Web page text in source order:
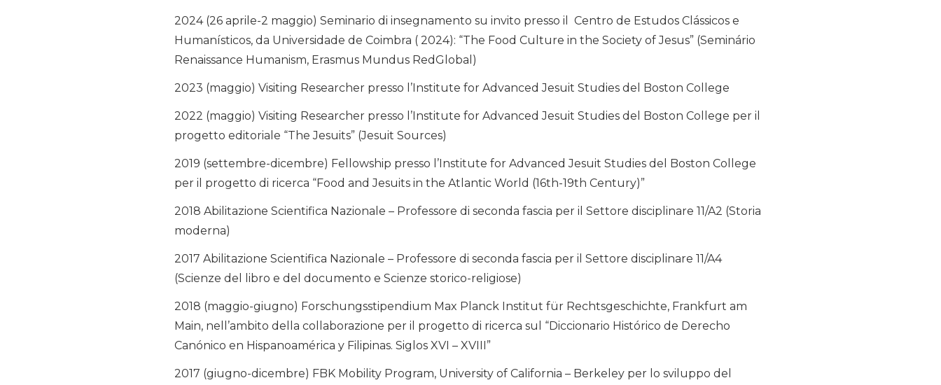
2024 (26 aprile-2 maggio) Seminario di insegnamento su invito presso il Centro de Estudos Clássicos e
Humanísticos, da Universidade de Coimbra ( 2024): “The Food Culture in the Society of Jesus” (Seminário
Renaissance Humanism, Erasmus Mundus RedGlobal)
2023 (maggio) Visiting Researcher presso l’Institute for Advanced Jesuit Studies del Boston College
2022 (maggio) Visiting Researcher presso l’Institute for Advanced Jesuit Studies del Boston College per il
progetto editoriale “The Jesuits” (Jesuit Sources)
2019 (settembre-dicembre) Fellowship presso l’Institute for Advanced Jesuit Studies del Boston College
per il progetto di ricerca “Food and Jesuits in the Atlantic World (16th-19th Century)”
2018 Abilitazione Scientifica Nazionale – Professore di seconda fascia per il Settore disciplinare 11/A2 (Storia
moderna)
2017 Abilitazione Scientifica Nazionale – Professore di seconda fascia per il Settore disciplinare 11/A4
(Scienze del libro e del documento e Scienze storico-religiose)
2018 (maggio-giugno) Forschungsstipendium Max Planck Institut für Rechtsgeschichte, Frankfurt am
Main, nell’ambito della collaborazione per il progetto di ricerca sul “Diccionario Histórico de Derecho
Canónico en Hispanoamérica y Filipinas. Siglos XVI – XVIII”
2017 (giugno-dicembre) FBK Mobility Program, University of California – Berkeley per lo sviluppo del